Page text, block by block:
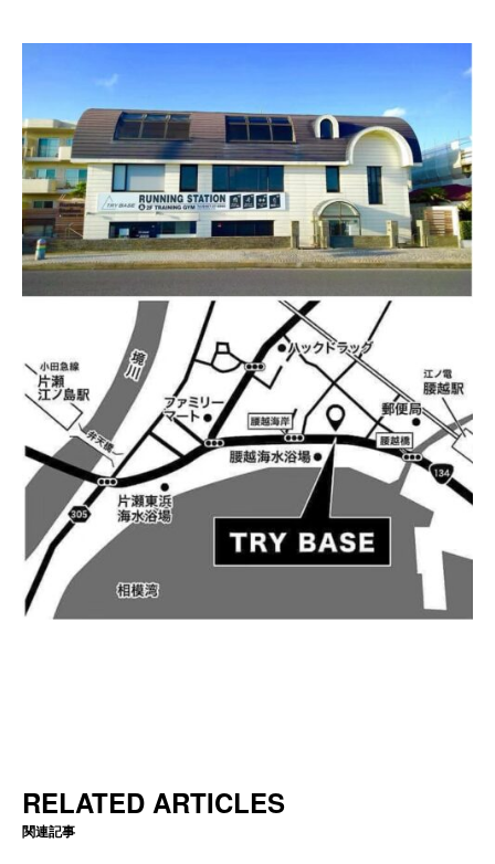
RELATED ARTICLES
関連記事